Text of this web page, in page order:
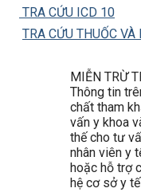
TRA CỨU ICD 10
TRA CỨU THUỐC VÀ
MIỄN TRỪ
Thông tin
chất tham
vấn y khoa
thế cho tư
nhân viên y
hoặc hỗ trợ
hệ cơ sở y